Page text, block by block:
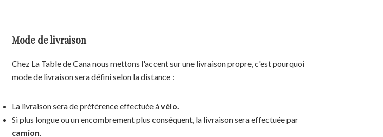
Mode de livraison
Chez La Table de Cana nous mettons l'accent sur une livraison propre, c'est pourquoi
mode de livraison sera défini selon la distance :
La livraison sera de préférence effectuée àvélo.
Si plus longue ou un encombrement plus conséquent, la livraison sera effectuée par
camion.